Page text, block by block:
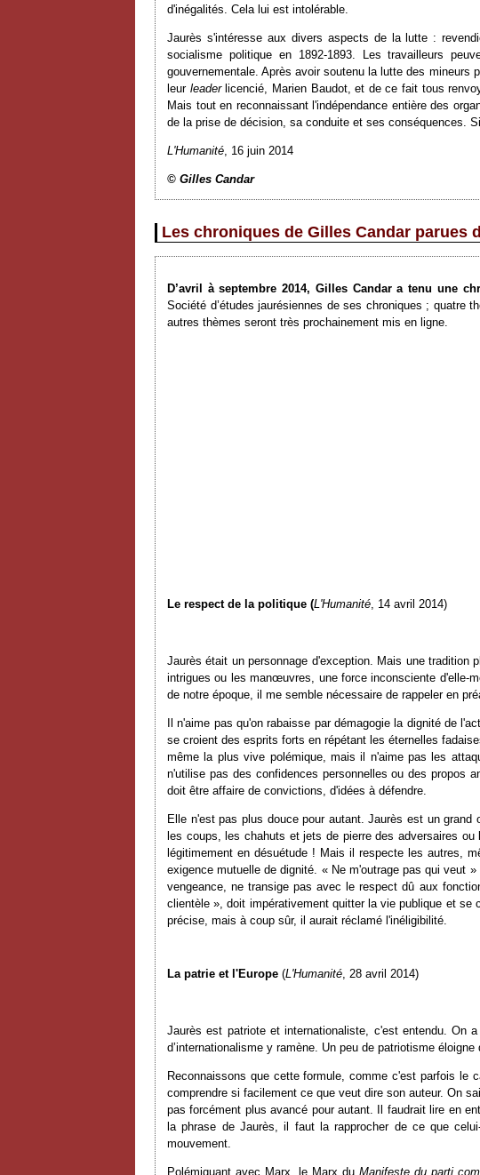
d'inégalités. Cela lui est intolérable.
Jaurès s'intéresse aux divers aspects de la lutte :
socialisme politique en 1892-1893. Les travailleurs
gouvernementale. Après avoir soutenu la lutte des
leur leaderlicencié, Marien Baudot, et de ce fait tous
Mais tout en reconnaissant l'indépendance entière des
de la prise de décision, sa conduite et ses conséquences.
L'Humanité , 16 juin 2014
© Gilles Candar
Les chroniques de Gilles Candar parues
D’avril à septembre 2014, Gilles Candar a tenu une
Société d’études jaurésiennes de ses chroniques ; quatre
autres thèmes seront très prochainement mis en ligne.
Le respect de la politique (L'Humanité , 14 avril 2014)
Jaurès était un personnage d'exception. Mais une
intrigues ou les manœuvres, une force inconsciente d'elle-
de notre époque, il me semble nécessaire de rappeler en
Il n'aime pas qu'on rabaisse par démagogie la dignité de
se croient des esprits forts en répétant les éternelles
même la plus vive polémique, mais il n'aime pas les
n'utilise pas des confidences personnelles ou des propos
doit être affaire de convictions, d'idées à défendre.
Elle n'est pas plus douce pour autant. Jaurès est un
les coups, les chahuts et jets de pierre des adversaires
légitimement en désuétude ! Mais il respecte les autres,
exigence mutuelle de dignité. « Ne m'outrage pas qui veut
vengeance, ne transige pas avec le respect dû aux
clientèle », doit impérativement quitter la vie publique et se
précise, mais à coup sûr, il aurait réclamé l'inéligibilité.
La patrie et l'Europe (L'Humanité , 28 avril 2014)
Jaurès est patriote et internationaliste, c'est entendu. On
d’internationalisme y ramène. Un peu de patriotisme
Reconnaissons que cette formule, comme c'est parfois le
comprendre si facilement ce que veut dire son auteur. On
pas forcément plus avancé pour autant. Il faudrait lire en
la phrase de Jaurès, il faut la rapprocher de ce que
mouvement.
Polémiquant avec Marx, le Marx du Manifeste du parti